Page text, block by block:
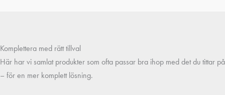
Komplettera med rätt tillval
Här har vi samlat produkter som ofta passar bra ihop med det du tittar på
– för en mer komplett lösning.